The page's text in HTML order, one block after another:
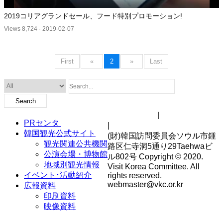
2019コリアグランドセール、フード特別プロモーション!
Views 8,724 · 2019-02-07
First « 2 » Last
Search
PRセンタ
韓国観光公式サイト
観光関連公共機関
公演会場・博物館
地域別観光情報
イベント･活動紹介
広報資料
印刷資料
映像資料
(財)韓国訪問委員会ソウル市鍾
路区仁寺洞5通り29Taehwaビ
ル802号 Copyright © 2020.
Visit Korea Committee. All
rights reserved.
webmaster@vkc.or.kr